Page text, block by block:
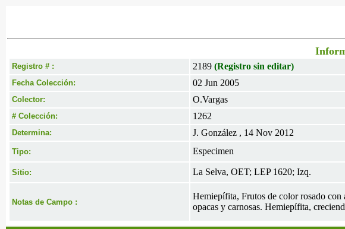
Registro # : 2189 (Registro sin editar)
Fecha Colección: 02 Jun 2005
Colector: O.Vargas
# Colección: 1262
Determina: J. González , 14 Nov 2012
Tipo: Especimen
Sitio: La Selva, OET; LEP 1620; Izq.
Notas de Campo :
Hemiepífita, Frutos de color rosado
opacas y carnosas. Hemiepífita,